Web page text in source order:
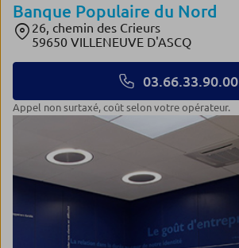
Banque Populaire du Nord
26, chemin des Crieurs
59650 VILLENEUVE D'ASCQ
03.66.33.90.00
Appel non surtaxé, coût selon votre opérateur.